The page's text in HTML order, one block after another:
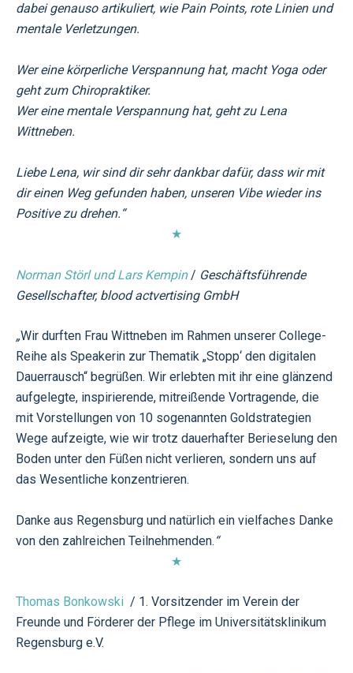
dabei genauso artikuliert, wie Pain Points, rote Linien und
mentale Verletzungen.
Wer eine körperliche Verspannung hat, macht Yoga oder
geht zum Chiropraktiker.
Wer eine mentale Verspannung hat, geht zu Lena
Wittneben.
Liebe Lena, wir sind dir sehr dankbar dafür, dass wir mit
dir einen Weg gefunden haben, unseren Vibe wieder ins
Positive zu drehen. “
★
Norman Störl und Lars Kempin / Geschäftsführende
Gesellschafter, blood actvertising GmbH
„Wir durften Frau Wittneben im Rahmen unserer College-
Reihe als Speakerin zur Thematik „Stopp‘ den digitalen
Dauerrausch“ begrüßen. Wir erlebten mit ihr eine glänzend
aufgelegte, inspirierende, mitreißende Vortragende, die
mit Vorstellungen von 10 sogenannten Goldstrategien
Wege aufzeigte, wie wir trotz dauerhafter Berieselung den
Boden unter den Füßen nicht verlieren, sondern uns auf
das Wesentliche konzentrieren.
Danke aus Regensburg und natürlich ein vielfaches Danke
von den zahlreichen Teilnehmenden. “
★
Thomas Bonkowski / 1. Vorsitzender im Verein der
Freunde und Förderer der Pflege im Universitätsklinikum
Regensburg e.V.